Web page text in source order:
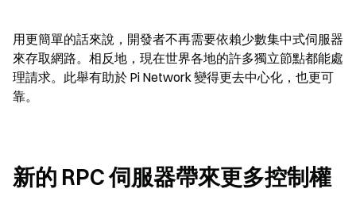
用更簡單的話來說，開發者不再需要依賴少數集中式伺服器
來存取網路。相反地，現在世界各地的許多獨立節點都能處
理請求。此舉有助於 Pi Network 變得更去中心化，也更可
靠。
新的 RPC 伺服器帶來更多控制權